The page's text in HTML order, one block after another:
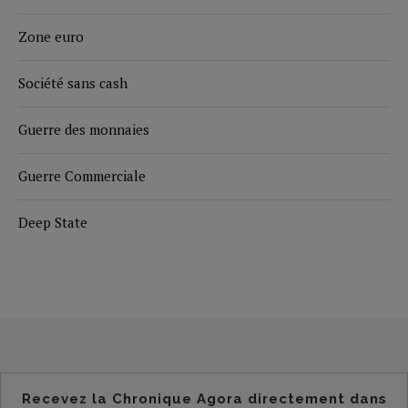
Zone euro
Société sans cash
Guerre des monnaies
Guerre Commerciale
Deep State
Recevez la Chronique Agora directement dans